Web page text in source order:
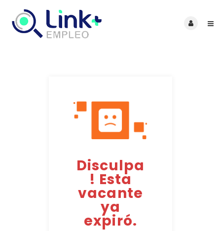
Disculpa
! Esta
vacante
ya
expiró.